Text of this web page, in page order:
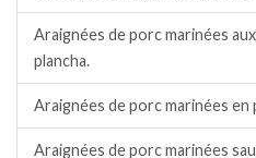
Araignées de porc marinées
plancha.
Araignées de porc marinées en
Araignées de porc marinées